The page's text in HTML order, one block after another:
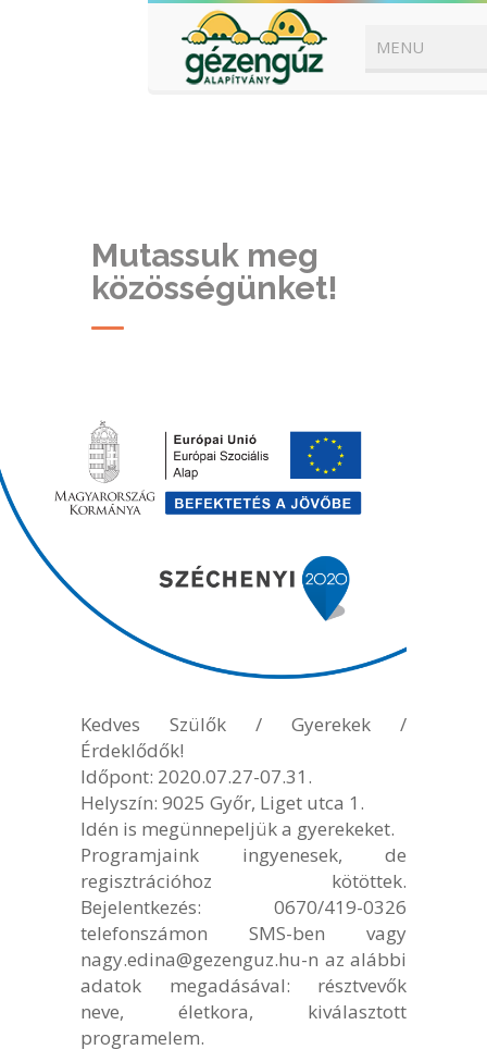
Mutassuk meg
közösségünket!
Kedves Szülők / Gyerekek /
Érdeklődők!
Időpont: 2020.07.27-07.31.
Helyszín: 9025 Győr, Liget utca 1.
Idén is megünnepeljük a gyerekeket.
Programjaink ingyenesek, de
regisztrációhoz kötöttek.
Bejelentkezés: 0670/419-0326
telefonszámon SMS-ben vagy
nagy.edina@gezenguz.hu-n az alábbi
adatok megadásával: résztvevők
neve, életkora, kiválasztott
programelem.